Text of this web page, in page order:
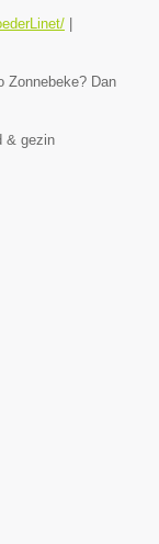
|
Zonnebeke? Dan
& gezin